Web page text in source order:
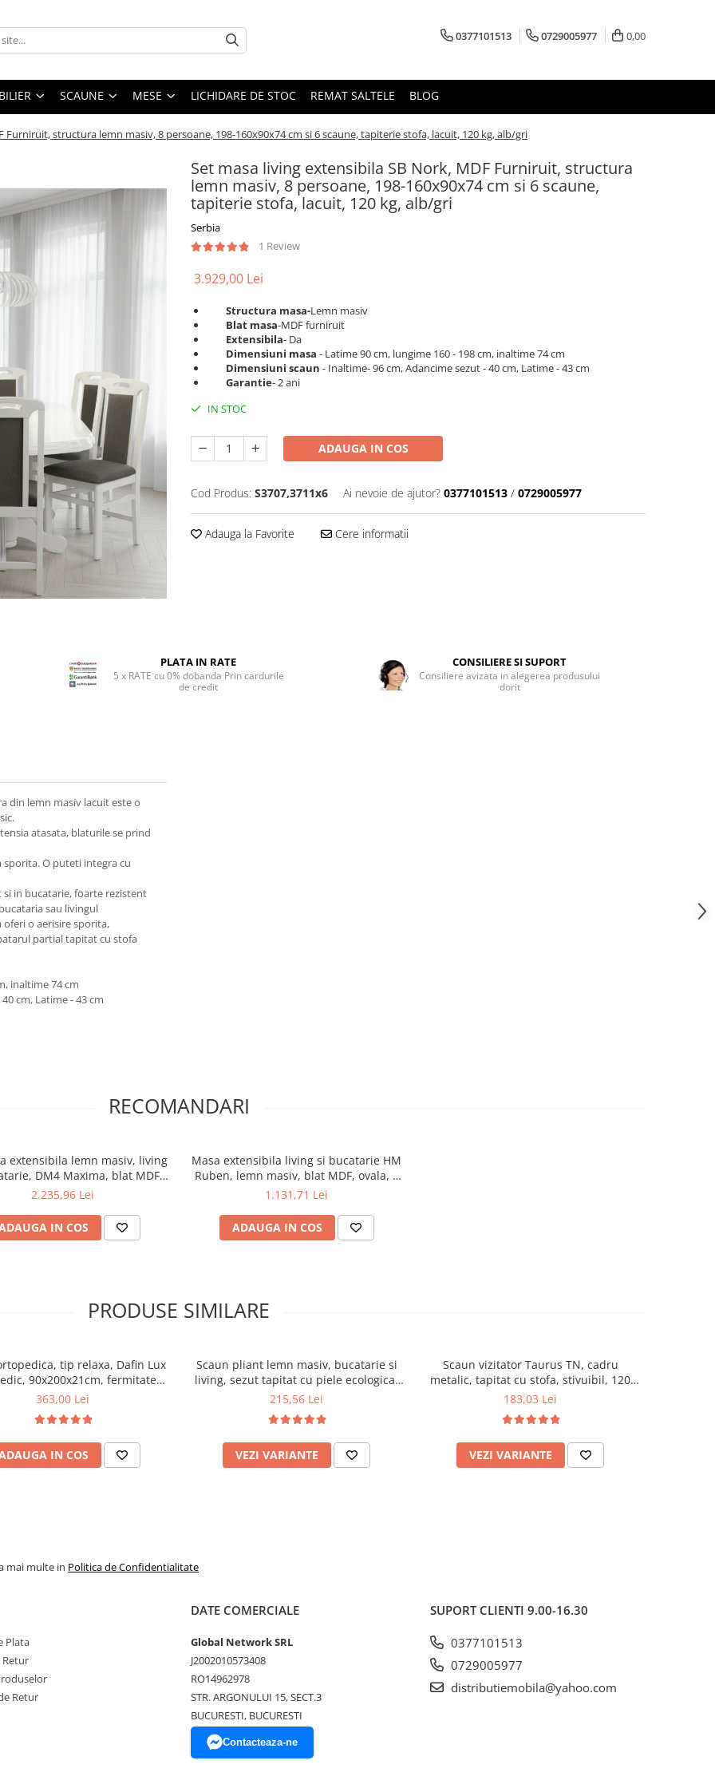
0377101513 0729005977 0,00
SCAUNE MESE LICHIDARE DE STOC REMAT SALTELE BLOG
Furniruit, structura lemn masiv, 8 persoane, 198-160x90x74 cm si 6 scaune, tapiterie stofa, lacuit, 120 kg, alb/gri
Set masa living extensibila SB Nork, MDF Furniruit, structura
lemn masiv, 8 persoane, 198-160x90x74 cm si 6 scaune,
tapiterie stofa, lacuit, 120 kg, alb/gri
Serbia
1 Review
3.929,00 Lei
Structura masa-Lemn masiv
Blat masa-MDF furniruit
Extensibila- Da
Dimensiuni masa - Latime 90 cm, lungime 160 - 198 cm, inaltime 74 cm
Dimensiuni scaun - Inaltime- 96 cm, Adancime sezut - 40 cm, Latime - 43 cm
Garantie- 2 ani
IN STOC
ADAUGA IN COS
Cod Produs: S3707,3711x6 Ai nevoie de ajutor? 0377101513 / 0729005977
Adauga la Favorite Cere informatii
PLATA IN RATE
5 x RATE cu 0% dobanda Prin cardurile
de credit
CONSILIERE SI SUPORT
Consiliere avizata in alegerea produsului
dorit
din lemn masiv lacuit este o
atasata, blaturile se prind
sporita. O puteti integra cu
in bucatarie, foarte rezistent
sau livingul
o aerisire sporita,
partial tapitat cu stofa
inaltime 74 cm
cm, Latime - 43 cm
RECOMANDARI
extensibila lemn masiv, living
DM4 Maxima, blat MDF
colturi rotunjite, 120-
lemn, stofa, 120 kg, alb/gri
2.235,96 Lei
IN COS
Masa extensibila living si bucatarie HM
Ruben, lemn masiv, blat MDF, ovala, 6
persoane, 102-142x102x73 cm, alba
1.131,71 Lei
ADAUGA IN COS
PRODUSE SIMILARE
tip relaxa, Dafin Lux
90x200x21cm, fermitate
plasa de arcuri tip Bonell, fata
Salt Confort
363,00 Lei
IN COS
Scaun pliant lemn masiv, bucatarie si
living, sezut tapitat cu piele ecologica,
100 kg, cires
215,56 Lei
VEZI VARIANTE
Scaun vizitator Taurus TN, cadru
metalic, tapitat cu stofa, stivuibil, 120
kg, negru
183,03 Lei
VEZI VARIANTE
mai multe in Politica de Confidentialitate
Plata
Retur
Retur
DATE COMERCIALE
Global Network SRL
J2002010573408
RO14962978
STR. ARGONULUI 15, SECT.3
BUCURESTI, BUCURESTI
Contacteaza-ne
SUPORT CLIENTI 9.00-16.30
0377101513
0729005977
distributiemobila@yahoo.com